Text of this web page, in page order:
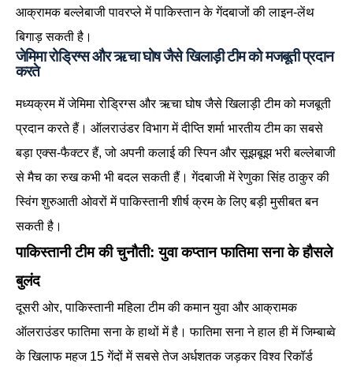
आक्रामक बल्लेबाजी पावरप्ले में पाकिस्तान के गेंदबाजों की लाइन-लेंथ
बिगाड़ सकती है।
जेमिमा रोड्रिग्स और ऋचा घोष जैसे खिलाड़ी टीम को मजबूती प्रदान
करते
मध्यक्रम में जेमिमा रोड्रिग्स और ऋचा घोष जैसे खिलाड़ी टीम को मजबूती
प्रदान करते हैं। ऑलराउंडर विभाग में दीप्ति शर्मा भारतीय टीम का सबसे
बड़ा एक्स-फैक्टर हैं, जो अपनी कलाई की स्पिन और सूझबूझ भरी बल्लेबाजी
से मैच का रुख कभी भी बदल सकती हैं। गेंदबाजी में रेणुका सिंह ठाकुर की
स्विंग शुरुआती ओवरों में पाकिस्तानी शीर्ष क्रम के लिए बड़ी मुसीबत बन
सकती है।
पाकिस्तानी टीम की चुनौती: युवा कप्तान फातिमा सना के हौसले
बुलंद
दूसरी ओर, पाकिस्तानी महिला टीम की कमान युवा और आक्रामक
ऑलराउंडर फातिमा सना के हाथों में है। फातिमा सना ने हाल ही में जिम्बाब्वे
के खिलाफ महज 15 गेंदों में सबसे तेज अर्धशतक जड़कर विश्व रिकॉर्ड